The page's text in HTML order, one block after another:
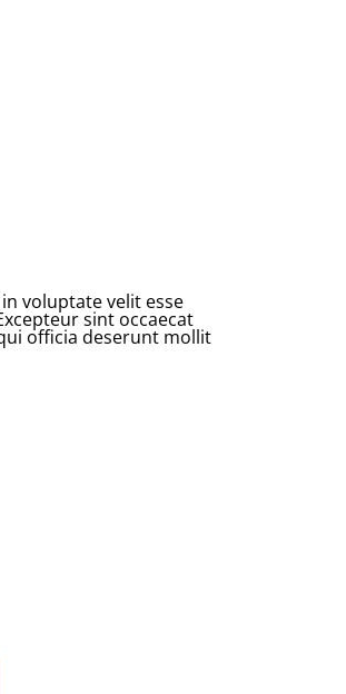
voluptate velit esse
sint occaecat
officia deserunt mollit